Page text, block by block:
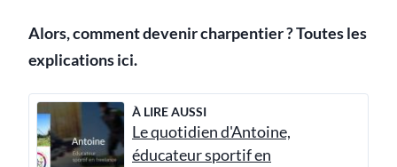
Alors, comment devenir charpentier ? Toutes les
explications ici.
À LIRE AUSSI
Le quotidien d'Antoine,
éducateur sportif en